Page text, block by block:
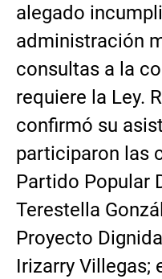
alegado
administración
consultas a la
requiere la Ley.
confirmó su
participaron las
Partido Popular
Terestella
Proyecto
Irizarry Villegas;